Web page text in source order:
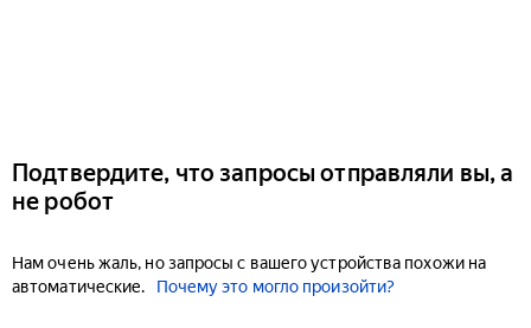
Подтвердите, что запросы отправляли вы, а
не робот
Нам очень жаль, но запросы с вашего устройства похожи на
автоматические.
Почему это могло произойти?